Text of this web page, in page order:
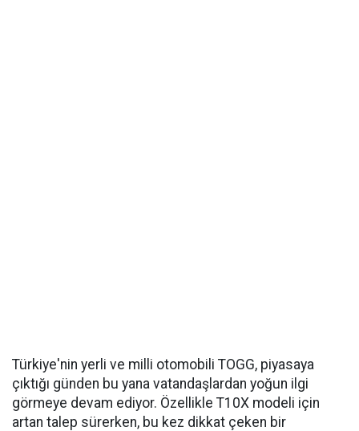
Türkiye'nin yerli ve milli otomobili TOGG, piyasaya
çıktığı günden bu yana vatandaşlardan yoğun ilgi
görmeye devam ediyor. Özellikle T10X modeli için
artan talep sürerken, bu kez dikkat çeken bir